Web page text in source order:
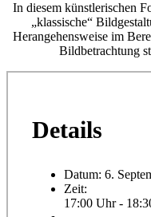
In diesem künstlerischen
„klassische“
Herangehensweise im
Bildbetrachtung
Details
Datum: 6.
Zeit:
17:00 Uhr -